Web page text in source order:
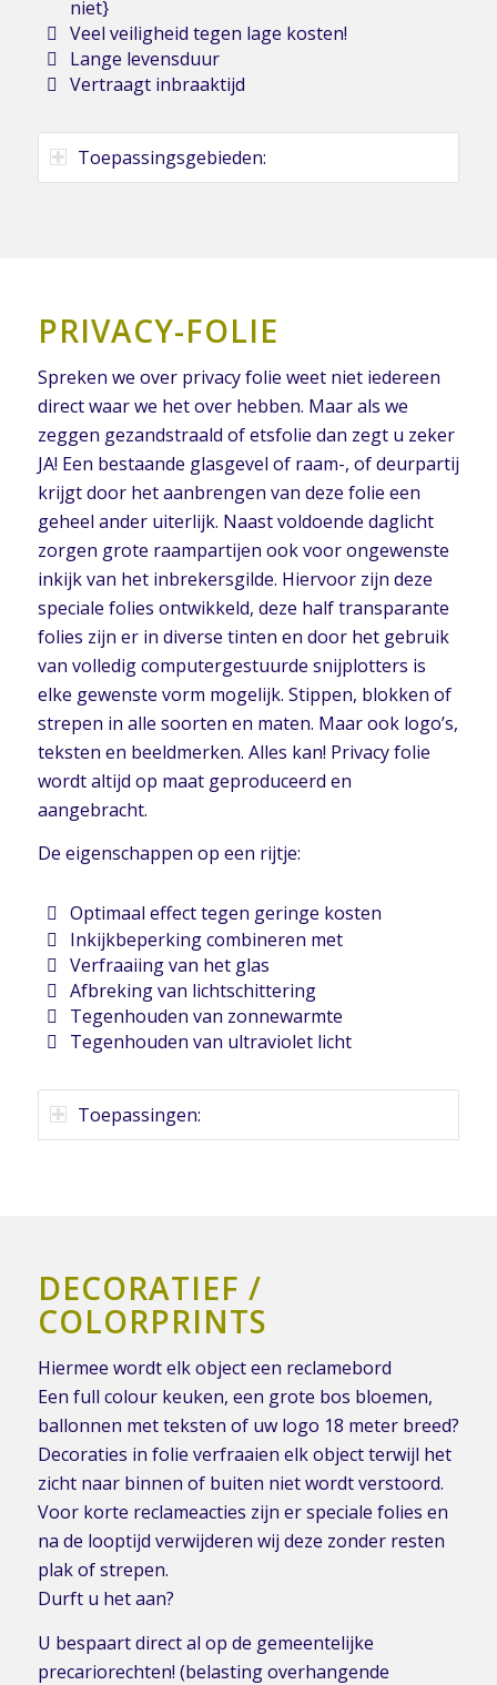
niet}
Veel veiligheid tegen lage kosten!
Lange levensduur
Vertraagt inbraaktijd
Toepassingsgebieden:
PRIVACY-FOLIE
Spreken we over privacy folie weet niet iedereen
direct waar we het over hebben. Maar als we
zeggen gezandstraald of etsfolie dan zegt u zeker
JA! Een bestaande glasgevel of raam-, of deurpartij
krijgt door het aanbrengen van deze folie een
geheel ander uiterlijk. Naast voldoende daglicht
zorgen grote raampartijen ook voor ongewenste
inkijk van het inbrekersgilde. Hiervoor zijn deze
speciale folies ontwikkeld, deze half transparante
folies zijn er in diverse tinten en door het gebruik
van volledig computergestuurde snijplotters is
elke gewenste vorm mogelijk. Stippen, blokken of
strepen in alle soorten en maten. Maar ook logo’s,
teksten en beeldmerken. Alles kan! Privacy folie
wordt altijd op maat geproduceerd en
aangebracht.
De eigenschappen op een rijtje:
Optimaal effect tegen geringe kosten
Inkijkbeperking combineren met
Verfraaiing van het glas
Afbreking van lichtschittering
Tegenhouden van zonnewarmte
Tegenhouden van ultraviolet licht
Toepassingen:
DECORATIEF /
COLORPRINTS
Hiermee wordt elk object een reclamebord
Een full colour keuken, een grote bos bloemen,
ballonnen met teksten of uw logo 18 meter breed?
Decoraties in folie verfraaien elk object terwijl het
zicht naar binnen of buiten niet wordt verstoord.
Voor korte reclameacties zijn er speciale folies en
na de looptijd verwijderen wij deze zonder resten
plak of strepen.
Durft u het aan?
U bespaart direct al op de gemeentelijke
precariorechten! (belasting overhangende